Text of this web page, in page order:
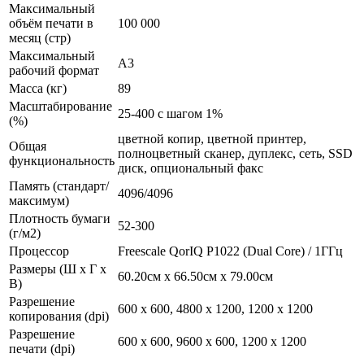
Максимальный
объём печати в
месяц (стр)
100 000
Максимальный
рабочий формат
А3
Масса (кг)
89
Масштабирование
(%)
25-400 с шагом 1%
Общая
функциональность
цветной копир, цветной принтер,
полноцветный сканер, дуплекс, сеть, SSD
диск, опциональный факс
Память (стандарт/
максимум)
4096/4096
Плотность бумаги
(г/м2)
52-300
Процессор
Freescale QorIQ P1022 (Dual Core) / 1ГГц
Размеры (Ш x Г x
В)
60.20см x 66.50см x 79.00см
Разрешение
копирования (dpi)
600 x 600, 4800 x 1200, 1200 x 1200
Разрешение
печати (dpi)
600 x 600, 9600 x 600, 1200 x 1200